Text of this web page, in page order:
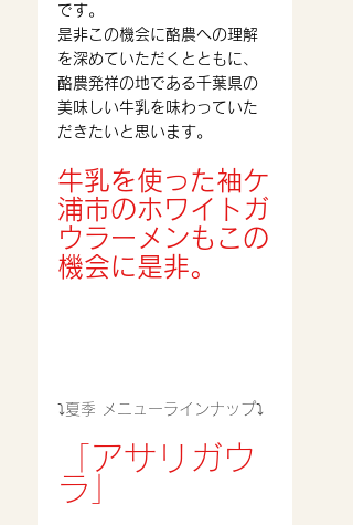
です。
是非この機会に酪農への理解
を深めていただくとともに、
酪農発祥の地である千葉県の
美味しい牛乳を味わっていた
だきたいと思います。
牛乳を使った袖ケ
浦市のホワイトガ
ウラーメンもこの
機会に是非。
⤵︎夏季 メニューラインナップ⤵︎
「アサリガウ
ラ」